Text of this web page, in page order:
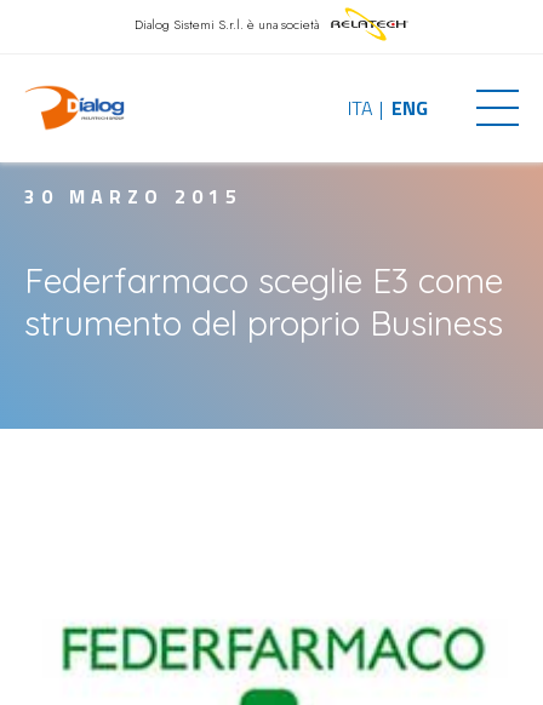
Dialog Sistemi S.r.l. è una società
ITA ENG
30 MARZO 2015
Federfarmaco sceglie E3 come
strumento del proprio Business